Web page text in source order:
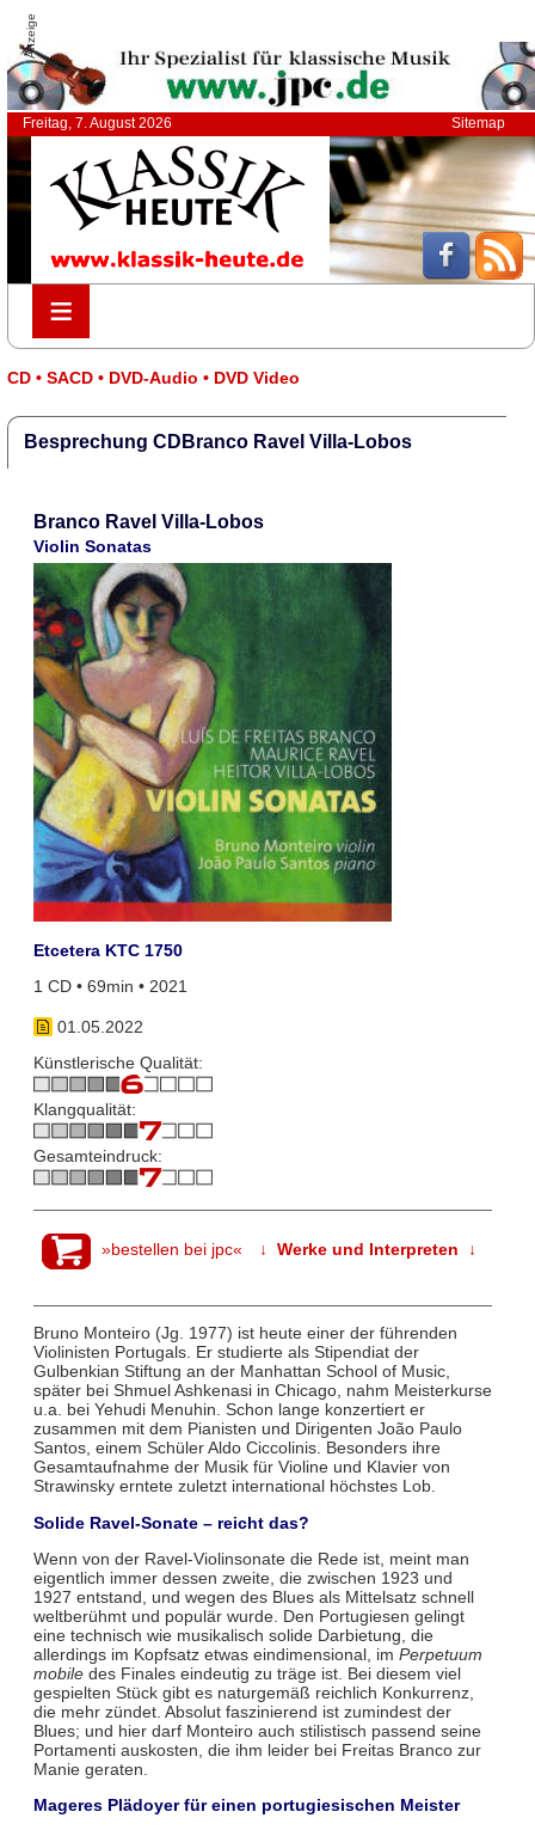
Anzeige
Freitag, 7. August 2026 Sitemap
≡
≡
CD • SACD • DVD-Audio • DVD Video
Besprechung CDBranco Ravel Villa-Lobos
Branco Ravel Villa-Lobos
Violin Sonatas
Etcetera KTC 1750
1 CD • 69min • 2021
01.05.2022
Künstlerische Qualität:
Klangqualität:
Gesamteindruck:
»bestellen bei jpc« ↓ Werke und Interpreten ↓
Bruno Monteiro (Jg. 1977) ist heute einer der führenden
Violinisten Portugals. Er studierte als Stipendiat der
Gulbenkian Stiftung an der Manhattan School of Music,
später bei Shmuel Ashkenasi in Chicago, nahm Meisterkurse
u.a. bei Yehudi Menuhin. Schon lange konzertiert er
zusammen mit dem Pianisten und Dirigenten João Paulo
Santos, einem Schüler Aldo Ciccolinis. Besonders ihre
Gesamtaufnahme der Musik für Violine und Klavier von
Strawinsky erntete zuletzt international höchstes Lob.
Solide Ravel-Sonate – reicht das?
Wenn von der Ravel-Violinsonate die Rede ist, meint man
eigentlich immer dessen zweite, die zwischen 1923 und
1927 entstand, und wegen des Blues als Mittelsatz schnell
weltberühmt und populär wurde. Den Portugiesen gelingt
eine technisch wie musikalisch solide Darbietung, die
allerdings im Kopfsatz etwas eindimensional, im Perpetuum
mobiledes Finales eindeutig zu träge ist. Bei diesem viel
gespielten Stück gibt es naturgemäß reichlich Konkurrenz,
die mehr zündet. Absolut faszinierend ist zumindest der
Blues; und hier darf Monteiro auch stilistisch passend seine
Portamenti auskosten, die ihm leider bei Freitas Branco zur
Manie geraten.
Mageres Plädoyer für einen portugiesischen Meister